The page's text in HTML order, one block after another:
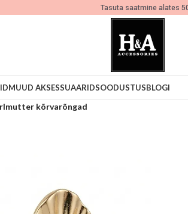
Tasuta saatmine alates
MUUD AKSESSUAARIDSOODUSTUSBLOGI
kõrvarõngad